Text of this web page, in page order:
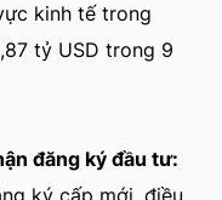
kinh tế trong
tỷ USD trong 9
đăng ký đầu tư:
ký cấp mới, điều